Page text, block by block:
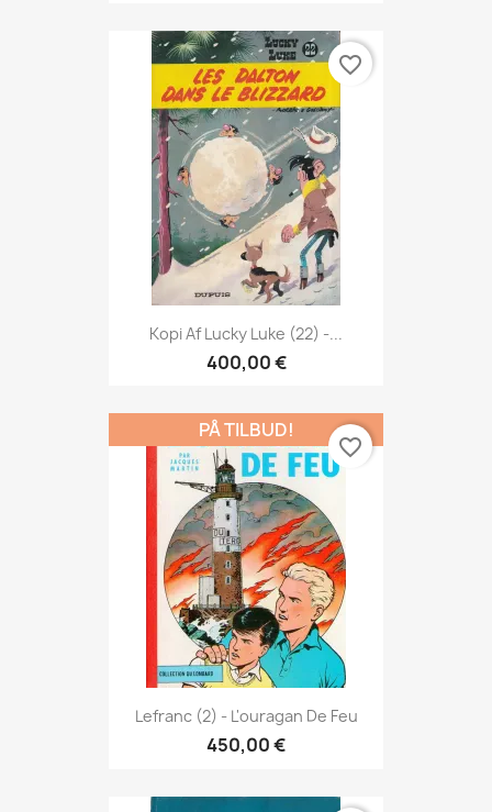
Kopi Af Lucky Luke (22) -...
400,00 €
favorite_border
Lefranc (2) - L'ouragan De Feu
450,00 €
PÅ TILBUD!
favorite_border